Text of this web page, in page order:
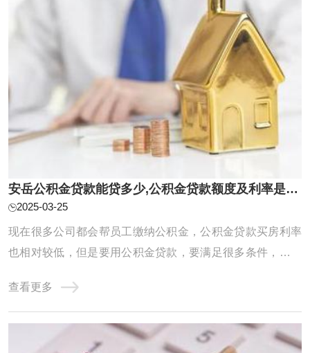
安岳公积金贷款能贷多少,公积金贷款额度及利率是多少？
2025-03-25
现在很多公司都会帮员工缴纳公积金，公积金贷款买房利率
也相对较低，但是要用公积金贷款，要满足很多条件，那么
公积金贷款：是住房公积金管理中心用住房公积金，委托商
业银行向购买、建造、翻修、大修自住住房、集资合作建房
的住房公积金存款人发放的优惠贷款。公积金 ...
查看更多